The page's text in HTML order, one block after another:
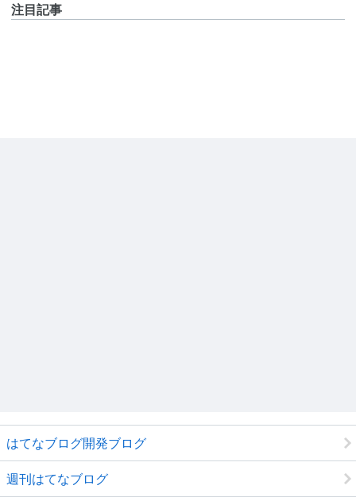
注目記事
はてなブログ開発ブログ
週刊はてなブログ